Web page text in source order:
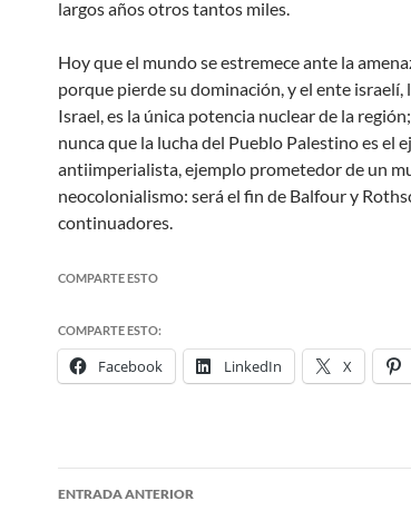
largos años otros tantos miles.
Hoy que el mundo se estremece ante la
porque pierde su dominación, y el ente israelí,
Israel, es la única potencia nuclear de la
nunca que la lucha del Pueblo Palestino es el
antiimperialista, ejemplo prometedor de un
neocolonialismo: será el fin de Balfour y
continuadores.
COMPARTE ESTO
COMPARTE ESTO:
Facebook LinkedIn X
ENTRADA ANTERIOR